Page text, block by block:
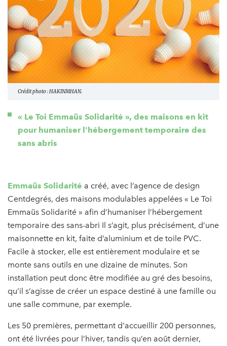
Crédit photo : HAKINMHAN.
« Le Toi Emmaüs Solidarité », des maisons en kit
pour humaniser l'hébergement temporaire des
sans abris
Emmaüs Solidarité a créé, avec l’agence de design
Centdegrés, des maisons modulables appelées « Le Toi
Emmaüs Solidarité » afin d’humaniser l’hébergement
temporaire des sans-abri Il s’agit, plus précisément, d’une
maisonnette en kit, faite d’aluminium et de toile PVC.
Facile à stocker, elle est entièrement modulaire et se
monte sans outils en une dizaine de minutes. Son
installation peut donc être modifiée au gré des besoins,
qu’il s’agisse de créer un espace destiné à une famille ou
une salle commune, par exemple.
Les 50 premières, permettant d'accueillir 200 personnes,
ont été livrées pour l’hiver, tandis qu’en août dernier,